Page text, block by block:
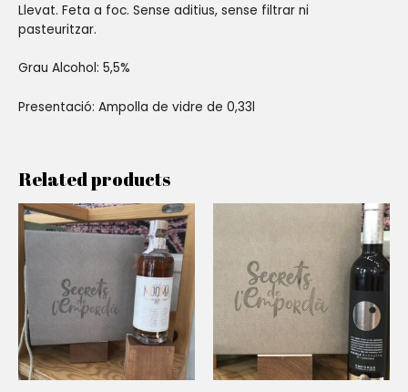
Llevat. Feta a foc. Sense aditius, sense filtrar ni
pasteuritzar.
Grau Alcohol: 5,5%
Presentació: Ampolla de vidre de 0,33l
Related products